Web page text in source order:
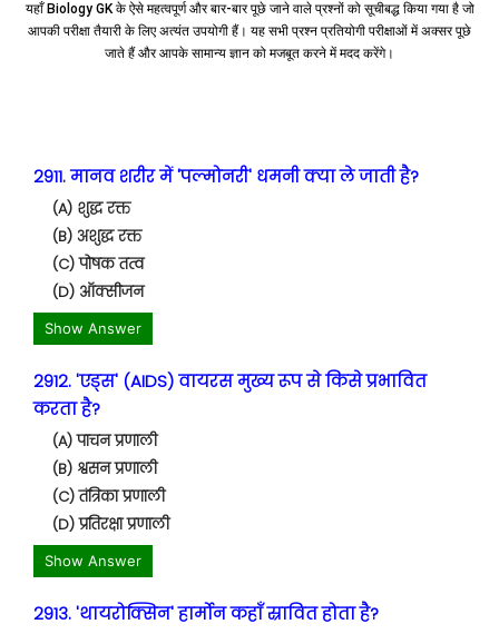
यहाँ Biology GK के ऐसे महत्वपूर्ण और बार-बार पूछे जाने वाले प्रश्नों को सूचीबद्ध किया गया है जो
आपकी परीक्षा तैयारी के लिए अत्यंत उपयोगी हैं। यह सभी प्रश्न प्रतियोगी परीक्षाओं में अक्सर पूछे
जाते हैं और आपके सामान्य ज्ञान को मजबूत करने में मदद करेंगे।
2911. मानव शरीर में 'पल्मोनरी' धमनी क्या ले जाती है?
(A) शुद्ध रक्त
(B) अशुद्ध रक्त
(C) पोषक तत्व
(D) ऑक्सीजन
Show Answer
2912. 'एड्स' (AIDS) वायरस मुख्य रूप से किसे प्रभावित
करता है?
(A) पाचन प्रणाली
(B) श्वसन प्रणाली
(C) तंत्रिका प्रणाली
(D) प्रतिरक्षा प्रणाली
Show Answer
2913. 'थायरोक्सिन' हार्मोन कहाँ स्रावित होता है?